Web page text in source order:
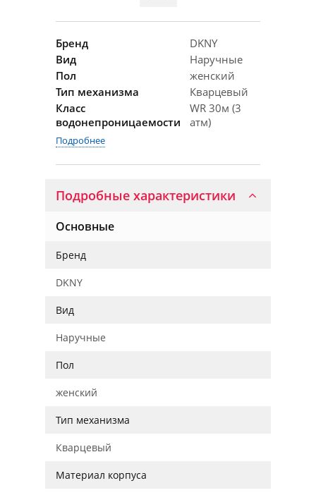
Бренд
DKNY
Вид
Наручные
Пол
женский
Тип механизма
Кварцевый
Класс
водонепроницаемости
WR 30м (3
атм)
Подробнее
Подробные характеристики
Основные
Бренд
DKNY
Вид
Наручные
Пол
женский
Тип механизма
Кварцевый
Материал корпуса